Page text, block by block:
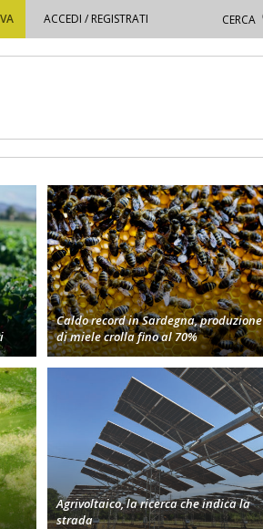
ACCEDI / REGISTRATI
Caldo record in Sardegna, produzione
di miele crolla fino al 70%
Agrivoltaico, la ricerca che indica la
strada